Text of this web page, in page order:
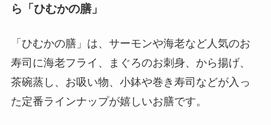
ら「ひむかの膳」
「ひむかの膳」は、サーモンや海老など人気のお
寿司に海老フライ、まぐろのお刺身、から揚げ、
茶碗蒸し、お吸い物、小鉢や巻き寿司などが入っ
た定番ラインナップが嬉しいお膳です。